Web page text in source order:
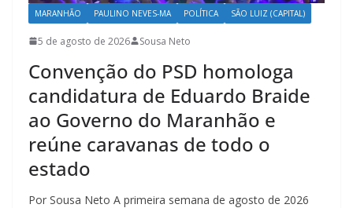
MARANHÃO PAULINO NEVES-MA POLÍTICA SÃO LUIZ (CAPITAL)
5 de agosto de 2026 Sousa Neto
Convenção do PSD homologa
candidatura de Eduardo Braide
ao Governo do Maranhão e
reúne caravanas de todo o
estado
Por Sousa Neto A primeira semana de agosto de 2026